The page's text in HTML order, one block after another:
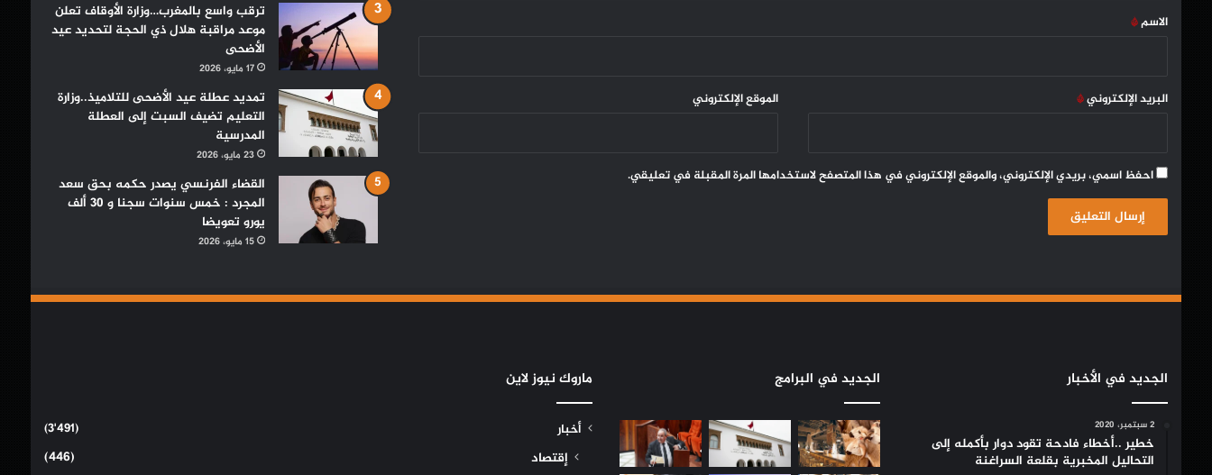
*
الاسم*
البريد الإلكتروني* الموقع الإلكتروني
احفظ اسمي، بريدي الإلكتروني، والموقع الإلكتروني في هذا المتصفح لاستخدامها المرة المقبلة في تعليقي.
ترقب واسع بالمغرب…وزارة الأوقاف تعلن
موعد مراقبة هلال ذي الحجة لتحديد عيد
الأضحى
17 مايو، 2026
تمديد عطلة عيد الأضحى للتلاميذ..وزارة
التعليم تضيف السبت إلى العطلة
المدرسية
23 مايو، 2026
القضاء الفرنسي يصدر حكمه بحق سعد
المجرد : خمس سنوات سجنا و 30 ألف
يورو تعويضا
15 مايو، 2026
الجديد في الأخبار
2 سبتمبر، 2020
خطير ..أخطاء فادحة تقود دوار بأكمله إلى
التحاليل المخبرية بقلعة السراغنة
الجديد في البرامج ماروك نيوز لاين
أخبار (3٬491)
إقتصاد
(446)